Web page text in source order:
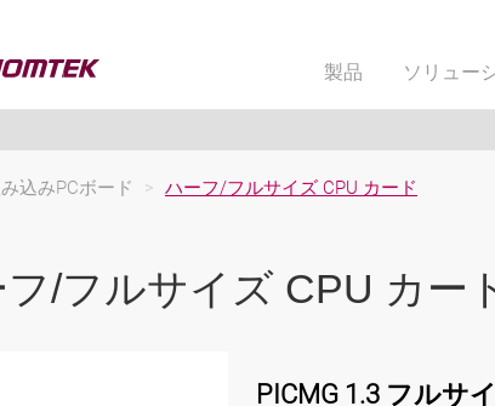
製品 ソリュー
込みPCボード > ハーフ/フルサイズ CPU カード
/フルサイズ CPU カー
PICMG 1.3 フルサ